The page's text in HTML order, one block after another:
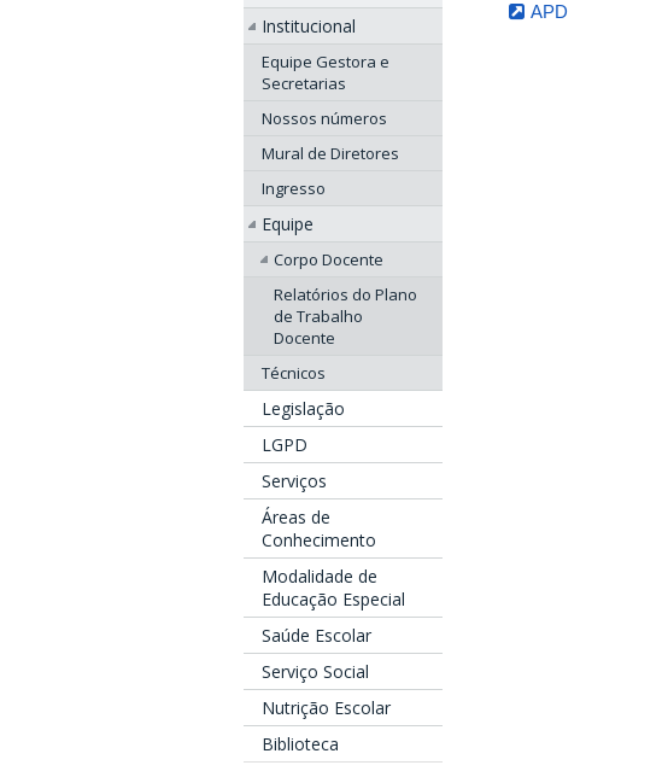
Institucional
Equipe Gestora e
Secretarias
Nossos números
Mural de Diretores
Ingresso
Equipe
Corpo Docente
Relatórios do Plano
de Trabalho
Docente
Técnicos
Legislação
LGPD
Serviços
Áreas de
Conhecimento
Modalidade de
Educação Especial
Saúde Escolar
Serviço Social
Nutrição Escolar
Biblioteca
APD